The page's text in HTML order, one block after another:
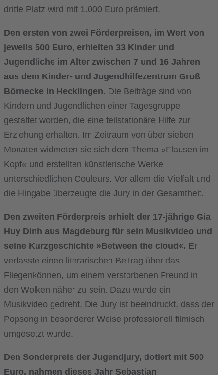
dritte Platz wird mit 1.000 Euro prämiert.
Den ersten von zwei Förderpreisen, im Wert von
jeweils 500 Euro, erhielten 33 Kinder und
Jugendliche im Alter zwischen 7 und 16 Jahren
aus dem Kinder- und Jugendhilfezentrum Groß
Börnecke in Hecklingen. Die Beiträge sind von
Kindern und Jugendlichen einer Tagesgruppe
gestaltet worden, die eine teilstationäre Hilfe zur
Erziehung erhalten. Im Zeitraum von über sieben
Monaten widmeten sie sich dem Thema »Flausen im
Kopf« und erstellten künstlerische Werke
unterschiedlichen Couleurs. Vor allem die Vielfalt und
die Hingabe überzeugte die Jury in der Gesamtheit.
Den zweiten Förderpreis erhielt der 17-jährige Gia
Huy Dinh aus Magdeburg für sein Musikvideo und
seine Kurzgeschichte »Between the cloud«. Er
verfasste einen literarischen Beitrag über das
Fliegenkönnen, um einem verstorbenen Freund in
den Wolken näher zu sein. Dazu wurde ein
Musikvideo gedreht. Die Jury ist beeindruckt, dass der
Popsong in besonderer Weise professionell filmisch
umgesetzt wurde.
Den Sonderpreis der Jugendjury, dotiert mit 500
Euro, nahmen dieses Jahr Sebastian